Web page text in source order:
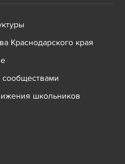
Краснодарского края
школьников